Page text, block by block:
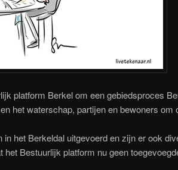
platform Berkel om een gebiedsproces
het waterschap, partijen en bewoners
het Berkeldal uitgevoerd en zijn er ook
Bestuurlijk platform nu geen